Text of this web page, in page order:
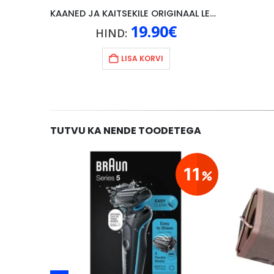
KAANED JA KAITSEKILE ORIGINAAL LENOVO P10, MUST
HIND: 19.90€
LISA KORVI
TUTVU KA NENDE TOODETEGA
11